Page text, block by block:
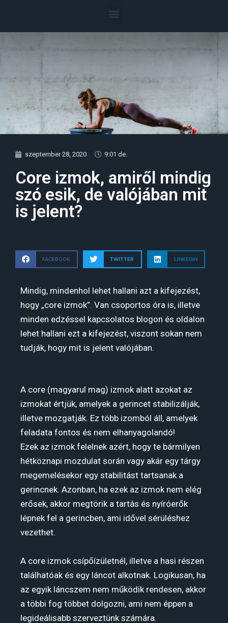
szeptember 28, 2020 9:01 de.
Core izmok, amiről mindig
szó esik, de valójában mit
is jelent?
FACEBOOK TWITTER LINKEDIN
Mindig, mindenhol lehet hallani azt a kifejezést,
hogy „core izmok”. Van csoportos óra is, illetve
minden edzéssel kapcsolatos blogon és oldalon
lehet hallani ezt a kifejezést, viszont sokan nem
tudják, hogy mit is jelent valójában.
A core (magyarul mag) izmok alatt azokat az
izmokat értjük, amelyek a gerincet stabilizálják,
illetve mozgatják. Ez több izomból áll, amelyek
feladata fontos és nem elhanyagolandó!
Ezek az izmok felelnek azért, hogy te bármilyen
hétköznapi mozdulat során vagy akár egy tárgy
megemelésekor egy stabilitást tartsanak a
gerincnek. Azonban, ha ezek az izmok nem elég
erősek, akkor megtörik a tartás és nyíróerők
lépnek fel a gerincben, ami idővel sérüléshez
vezethet.
A core izmok csípőízületnél, illetve a hasi részen
találhatóak és egy láncot alkotnak. Logikusan, ha
az egyik láncszem nem működik rendesen, akkor
a többi fog többet dolgozni, ami nem éppen a
legideálisabb szerveztünk számára.